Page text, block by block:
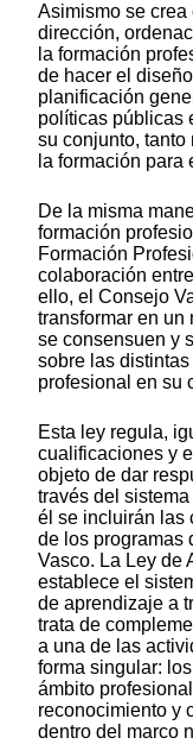
Asimismo se crea
dirección,
la formación
de hacer el
planificación
políticas públicas
su conjunto, tanto
la formación para
De la misma
formación
Formación
colaboración
ello, el Consejo
transformar en un
se consensuen y
sobre las
profesional en su
Esta ley regula,
cualificaciones y
objeto de dar
través del
él se incluirán las
de los programas
Vasco. La Ley de
establece el
de aprendizaje a
trata de
a una de las
forma singular:
ámbito
reconocimiento y
dentro del marco